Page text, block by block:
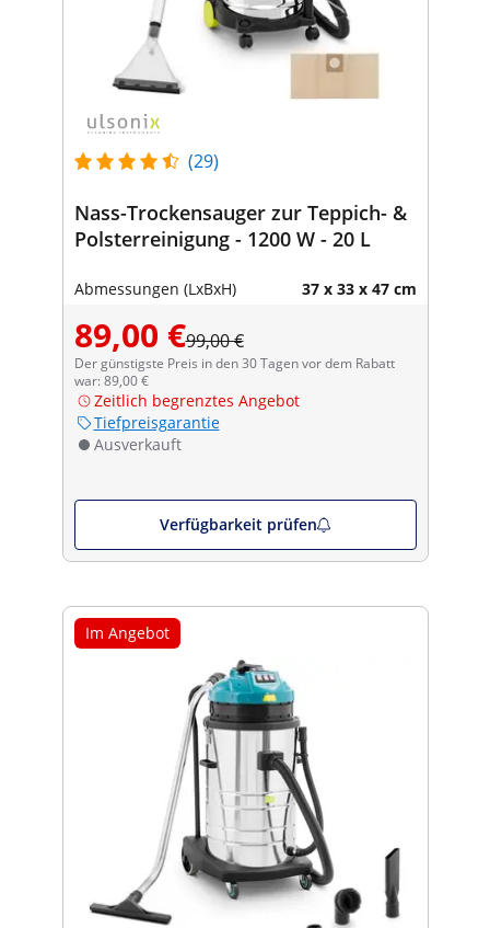
(29)
Nass-Trockensauger zur Teppich- &
Polsterreinigung - 1200 W - 20 L
Abmessungen (LxBxH) 37 x 33 x 47 cm
89,00 €99,00 €
Der günstigste Preis in den 30 Tagen vor dem Rabatt
war: 89,00 €
Zeitlich begrenztes Angebot
Tiefpreisgarantie
Ausverkauft
Verfügbarkeit prüfen
Im Angebot